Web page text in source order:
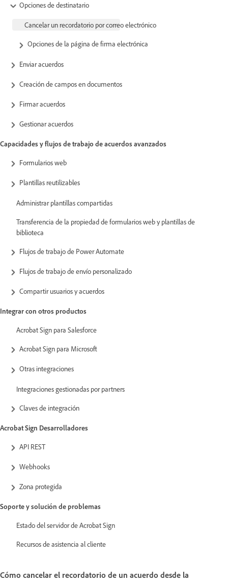
Opciones de destinatario
Cancelar un recordatorio por correo electrónico
Opciones de la página de firma electrónica
Enviar acuerdos
Creación de campos en documentos
Firmar acuerdos
Gestionar acuerdos
Capacidades y flujos de trabajo de acuerdos avanzados
Formularios web
Plantillas reutilizables
Administrar plantillas compartidas
Transferencia de la propiedad de formularios web y plantillas de
biblioteca
Flujos de trabajo de Power Automate
Flujos de trabajo de envío personalizado
Compartir usuarios y acuerdos
Integrar con otros productos
Acrobat Sign para Salesforce
Acrobat Sign para Microsoft
Otras integraciones
Integraciones gestionadas por partners
Claves de integración
Acrobat Sign Desarrolladores
API REST
Webhooks
Zona protegida
Soporte y solución de problemas
Estado del servidor de Acrobat Sign
Recursos de asistencia al cliente
Cómo cancelar el recordatorio de un acuerdo desde la